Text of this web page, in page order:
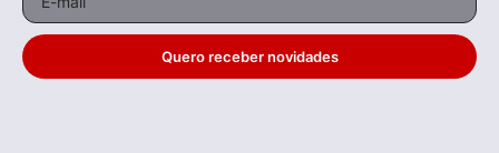
Quero receber novidades